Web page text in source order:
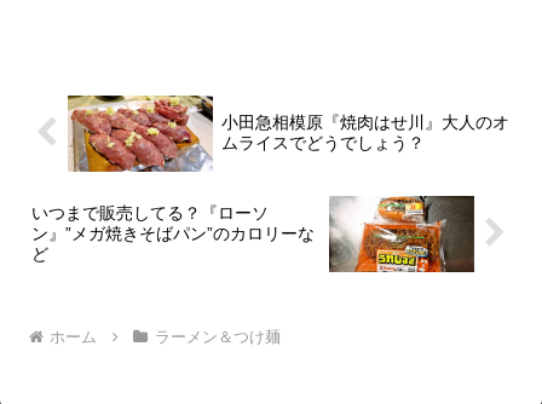
小田急相模原『焼肉はせ川』大人のオ
ムライスでどうでしょう？
いつまで販売してる？『ローソ
ン』”メガ焼きそばパン”のカロリーな
ど
ホーム ラーメン＆つけ麺